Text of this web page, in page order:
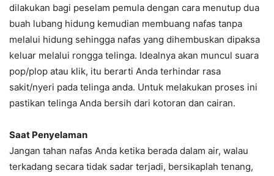
dilakukan bagi peselam pemula dengan cara menutup dua
buah lubang hidung kemudian membuang nafas tanpa
melalui hidung sehingga nafas yang dihembuskan dipaksa
keluar melalui rongga telinga. Idealnya akan muncul suara
pop/plop atau klik, itu berarti Anda terhindar rasa
sakit/nyeri pada telinga anda. Untuk melakukan proses ini
pastikan telinga Anda bersih dari kotoran dan cairan.
Saat Penyelaman
Jangan tahan nafas Anda ketika berada dalam air, walau
terkadang secara tidak sadar terjadi, bersikaplah tenang,